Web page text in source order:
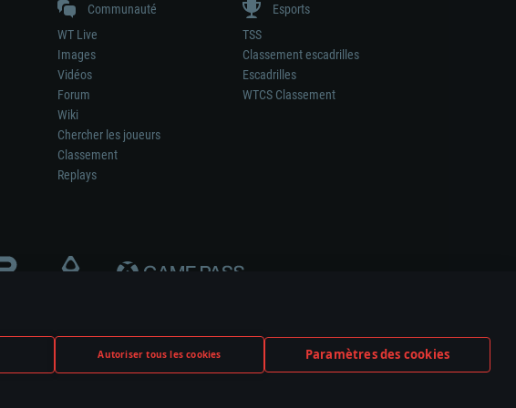
Autoriser tous les cookies Paramètres des cookies
Communauté
WT Live
Images
Vidéos
Forum
Wiki
Chercher les joueurs
Classement
Replays
Esports
TSS
Classement escadrilles
Escadrilles
WTCS Classement
ou à l’approbation de tout fabricant d’armes ou de véhicule.